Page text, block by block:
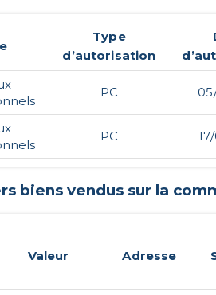
Type
d’autorisation
PC
PC
biens vendus sur la
Valeur Adresse